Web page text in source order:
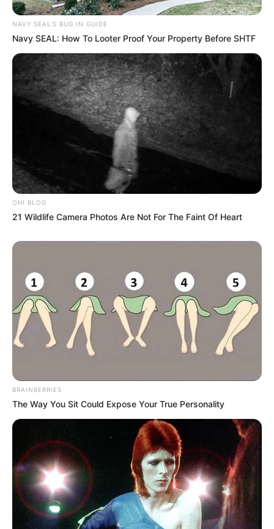
NAVY SEAL'S BUG IN GUIDE
Navy SEAL: How To Looter Proof Your Property Before SHTF
OHI BLOG
21 Wildlife Camera Photos Are Not For The Faint Of Heart
BRAINBERRIES
The Way You Sit Could Expose Your True Personality